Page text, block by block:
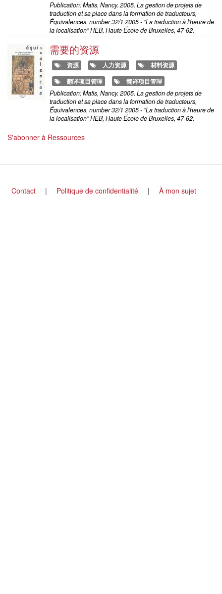
Publication: Matis, Nancy. 2005. La gestion de projets de
traduction et sa place dans la formation de traducteurs,
Équivalences, number 32/1 2005 - "La traduction à l'heure de
la localisation" HEB, Haute École de Bruxelles, 47-62.
需要的资源
资源 人力资源
材料资源
翻译项目管理
翻译项目管理
Publication: Matis, Nancy. 2005. La gestion de projets de
traduction et sa place dans la formation de traducteurs,
Équivalences, number 32/1 2005 - "La traduction à l'heure de
la localisation" HEB, Haute École de Bruxelles, 47-62.
S'abonner à Ressources
Footer
Contact Politique de confidentialité À mon sujet